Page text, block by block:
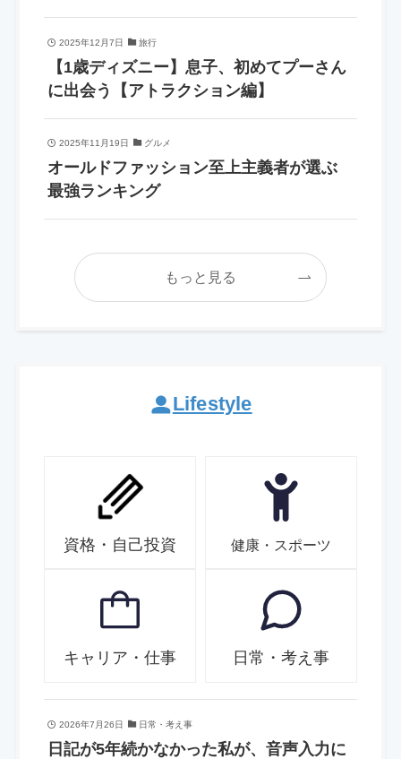
2025年12月7日 旅行
【1歳ディズニー】息子、初めてプーさん
に出会う【アトラクション編】
2025年11月19日 グルメ
オールドファッション至上主義者が選ぶ
最強ランキング
もっと見る
Lifestyle
資格・自己投資 健康・スポーツ
キャリア・仕事 日常・考え事
2026年7月26日 日常・考え事
日記が5年続かなかった私が、音声入力に